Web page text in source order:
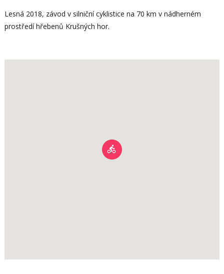
Lesná 2018, závod v silniční cyklistice na 70 km v nádherném
prostředí hřebenů Krušných hor.